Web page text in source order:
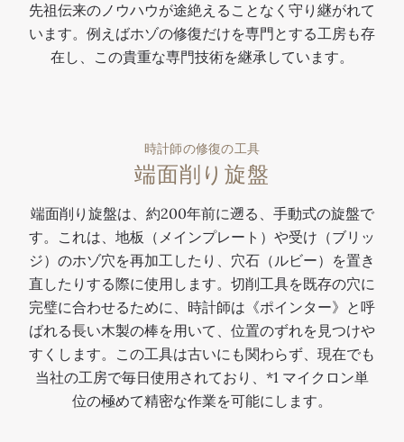
先祖伝来のノウハウが途絶えることなく守り継がれて
います。例えばホゾの修復だけを専門とする工房も存
在し、この貴重な専門技術を継承しています。
時計師の修復の工具
端面削り旋盤
端面削り旋盤は、約200年前に遡る、手動式の旋盤で
す。これは、地板（メインプレート）や受け（ブリッ
ジ）のホゾ穴を再加工したり、穴石（ルビー）を置き
直したりする際に使用します。切削工具を既存の穴に
完璧に合わせるために、時計師は《ポインター》と呼
ばれる長い木製の棒を用いて、位置のずれを見つけや
すくします。この工具は古いにも関わらず、現在でも
当社の工房で毎日使用されており、*1 マイクロン単
位の極めて精密な作業を可能にします。